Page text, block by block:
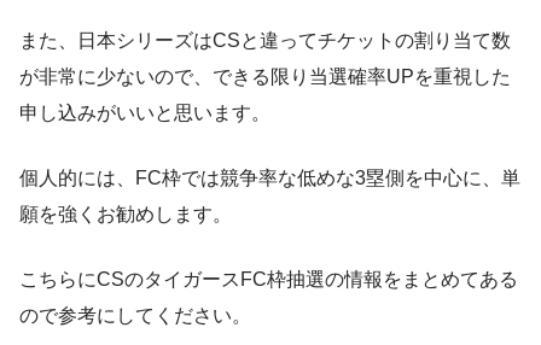
また、日本シリーズはCSと違ってチケットの割り当て数
が非常に少ないので、できる限り当選確率UPを重視した
申し込みがいいと思います。
個人的には、FC枠では競争率な低めな3塁側を中心に、単
願を強くお勧めします。
こちらにCSのタイガースFC枠抽選の情報をまとめてある
ので参考にしてください。